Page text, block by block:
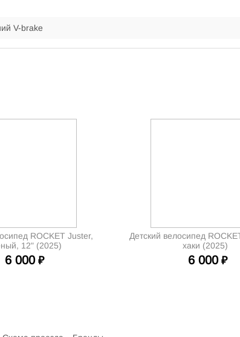
V-brake
ROCKET Juster,
12" (2025)
6 000 ₽
Детский велосипед
хаки (2025)
6 000 ₽